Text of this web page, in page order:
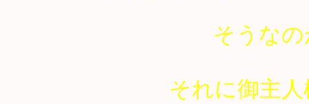
そうな
それに御主